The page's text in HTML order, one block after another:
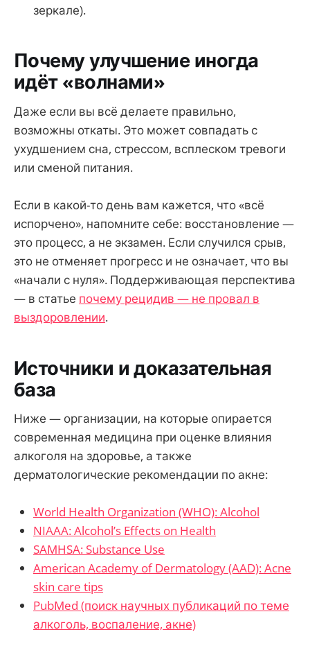
зеркале).
Почему улучшение иногда
идёт «волнами»
Даже если вы всё делаете правильно,
возможны откаты. Это может совпадать с
ухудшением сна, стрессом, всплеском тревоги
или сменой питания.
Если в какой-то день вам кажется, что «всё
испорчено», напомните себе: восстановление —
это процесс, а не экзамен. Если случился срыв,
это не отменяет прогресс и не означает, что вы
«начали с нуля». Поддерживающая перспектива
— в статье почему рецидив — не провал в
выздоровлении.
Источники и доказательная
база
Ниже — организации, на которые опирается
современная медицина при оценке влияния
алкоголя на здоровье, а также
дерматологические рекомендации по акне:
World Health Organization (WHO): Alcohol
NIAAA: Alcohol’s Effects on Health
SAMHSA: Substance Use
American Academy of Dermatology (AAD): Acne
skin care tips
PubMed (поиск научных публикаций по теме
алкоголь, воспаление, акне)